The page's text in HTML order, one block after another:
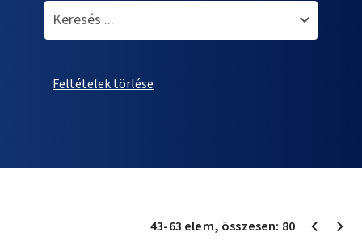
Feltételek törlése
43-63 elem, összesen: 80